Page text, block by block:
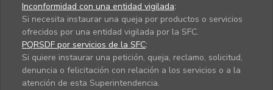
Inconformidad con una entidad vigilada:
Si necesita instaurar una queja por productos o servicios
ofrecidos por una entidad vigilada por la SFC.
PQRSDF por servicios de la SFC:
Si quiere instaurar una petición, queja, reclamo, solicitud,
denuncia o felicitación con relación a los servicios o a la
atención de esta Superintendencia.